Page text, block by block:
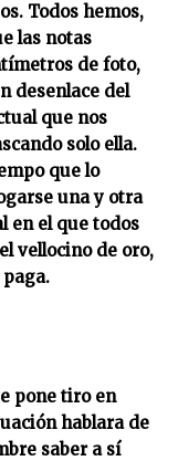
Todos hemos,
las notas
de foto,
desenlace del
que nos
solo ella.
que lo
una y otra
en el que todos
vellocino de oro,
pone tiro en
hablara de
saber a sí